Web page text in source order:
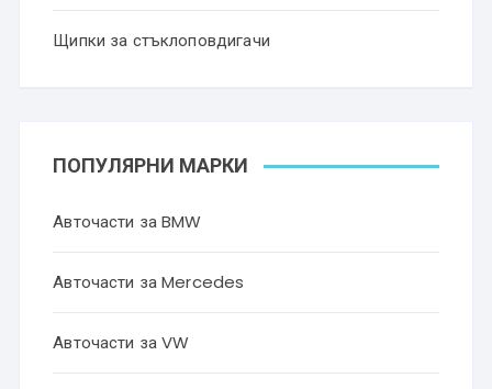
Щипки за стъклоповдигачи
ПОПУЛЯРНИ МАРКИ
Авточасти за BMW
Авточасти за Mercedes
Авточасти за VW